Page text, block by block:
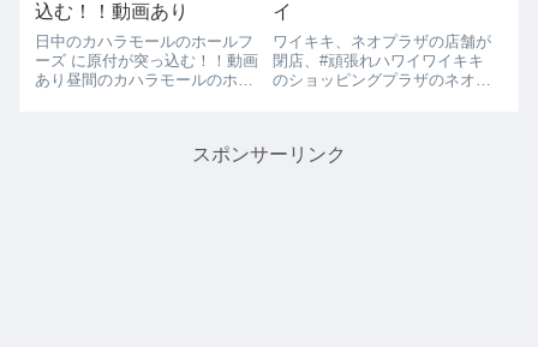
込む！！動画あり
日中のカハラモールのホールフ
ーズ に原付が突っ込む！！動画
あり昼間のカハラモールのホー
モールのホールフーズに侵入し
イ
ワイキキ、ネオプラザの店舗が
閉店、#頑張れハワイワイキキ
のショッピングプラザのネオプ
客に大人気のお店だっただけに
スポンサーリンク